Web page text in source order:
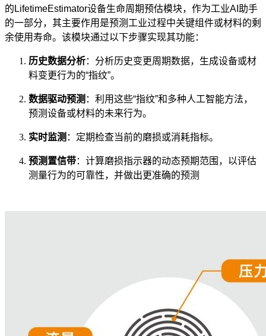
的LifetimeEstimator设备生命周期预估模块，作为工业AI助手
的一部分，其主要作用是预测工业过程中关键组件或材料的剩
余使用寿命。该模块通过以下步骤实现其功能：
历史数据分析：分析历史变更周期数据，生成设备或材
料变更行为的“指纹”。
数据驱动预测 ：利用这些“指纹”和多种人工智能方法，
预测设备或材料的未来行为。
实时监测 ：定期检查当前的磨损或消耗指标。
预测置信带：计算磨损指示器的动态预期范围，以评估
测量行为的可靠性，并做出更准确的预测